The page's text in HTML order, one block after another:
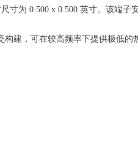
寸为 0.500 x 0.500 英寸。该端子
建，可在较高频率下提供极低的